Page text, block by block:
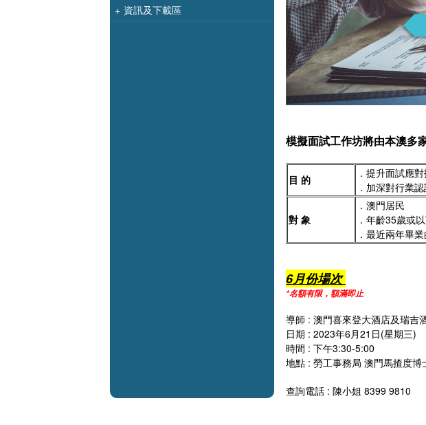
+ 資訊及下載區
模擬面試工作坊將由本澳多
目 的
．提升面試應
．加深對行業
對 象
．澳門居民
．年齡35歲或
．最近兩年畢
6月份場次
*名額有限，額滿即止
導師 : 澳門喜來登大酒店及瑞吉
日期 : 2023年6月21日(星期三)
時間 : 下午3:30-5:00
地點 : 勞工事務局 澳門馬揸度
查詢電話 : 陳小姐 8399 9810